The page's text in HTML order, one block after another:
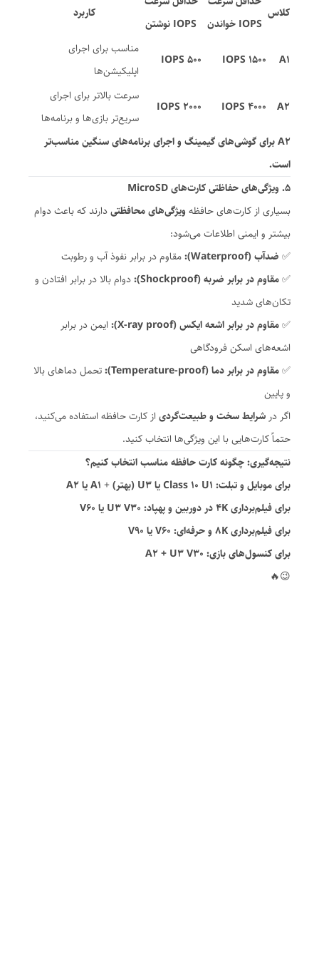
کلاس
IOPS خواندن
IOPS نوشتن
کاربرد
A1
1500 IOPS
500 IOPS
مناسب برای اجرای
اپلیکیشن‌ها
A2
4000 IOPS
2000 IOPS
سرعت بالاتر برای اجرای
سریع‌تر بازی‌ها و برنامه‌ها
A2 برای گوشی‌های گیمینگ و اجرای برنامه‌های سنگین مناسب‌تر
است.
۵. ویژگی‌های حفاظتی کارت‌های MicroSD
بسیاری از کارت‌های حافظه ویژگی‌های محافظتیدارند که باعث دوام
بیشتر و ایمنی اطلاعات می‌شود:
✅ ضدآب (Waterproof):
مقاوم در برابر نفوذ آب و رطوبت
✅مقاوم در برابر ضربه (Shockproof):
دوام بالا در برابر افتادن و
تکان‌های شدید
✅مقاوم در برابر اشعه ایکس (X-ray proof):
ایمن در برابر
اشعه‌های اسکن فرودگاهی
✅مقاوم در برابر دما (Temperature-proof):
تحمل دماهای بالا
و پایین
اگر در شرایط سخت و طبیعت‌گردی از کارت حافظه استفاده می‌کنید،
حتماً کارت‌هایی با این ویژگی‌ها انتخاب کنید.
نتیجه‌گیری: چگونه کارت حافظه مناسب انتخاب کنیم؟
برای موبایل و تبلت: Class 10 U1 یا U3 (بهتر) + A1 یا A2
برای فیلم‌برداری 4K در دوربین و پهپاد:
U3 V30 یا V60
برای فیلم‌برداری 8K و حرفه‌ای:
V60 یا V90
برای کنسول‌های بازی: A2 + U3 V30
😉🔥